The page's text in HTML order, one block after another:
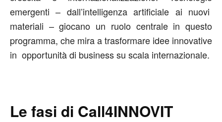
emergenti – dall’intelligenza artificiale ai nuovi
materiali – giocano un ruolo centrale in questo
programma, che mira a trasformare idee innovative
in opportunità di business su scala internazionale.
Le fasi di Call4INNOVIT